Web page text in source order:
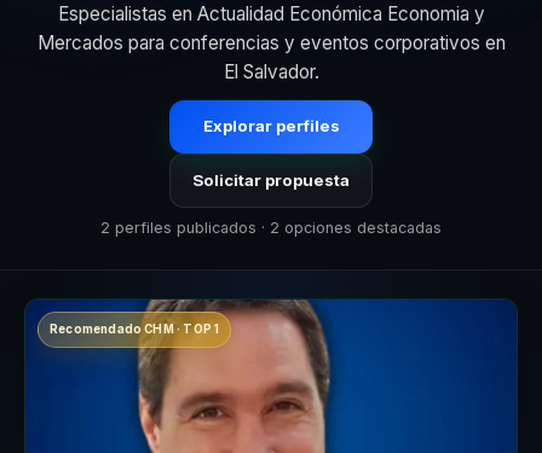
Especialistas en Actualidad Económica Economia y
Mercados para conferencias y eventos corporativos en
El Salvador.
Explorar perfiles
Solicitar propuesta
2 perfiles publicados · 2 opciones destacadas
Recomendado CHM · TOP 1